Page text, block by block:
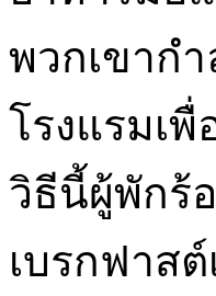
พวกเขาก
โรงแรมเ
วิธีนี้ผู้พักร้
เบรกฟาส